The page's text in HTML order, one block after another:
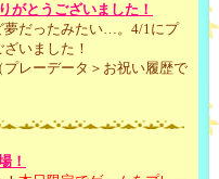
がとうございました！
夢だったみたい…。4/1にプ
いました！
レーデータ＞お祝い履歴で
！